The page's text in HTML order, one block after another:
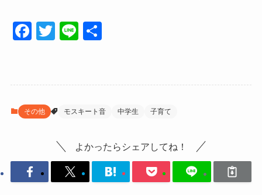
F
e
b
o
k
T
er
Li
その他 モスキート音 中学生 子育て
よかったらシェアしてね！